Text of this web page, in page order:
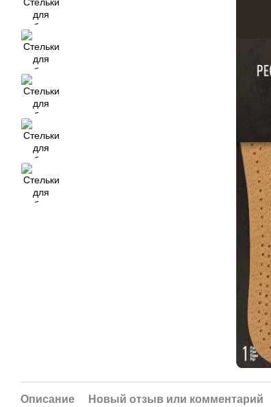
Описание Новый отзыв или комментарий